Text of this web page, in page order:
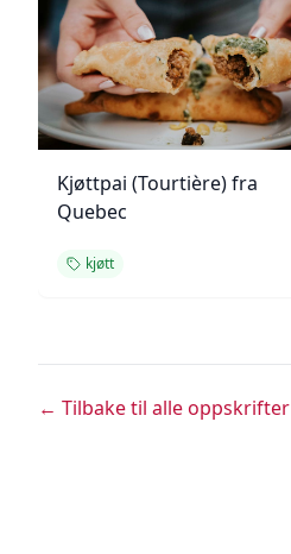
Kjøttpai (Tourtière) fra
Quebec
kjøtt
← Tilbake til alle oppskrifter